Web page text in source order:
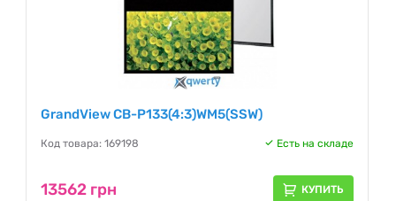
GrandView CB-P133(4:3)WM5(SSW)
Код товара: 169198 Есть на складе
13562 грн КУПИТЬ